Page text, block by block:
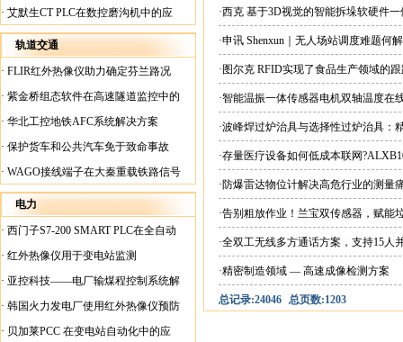
仪帮助Medite Europe Ltd加快红外检测
工作速度
· 艾默生CT PLC在数控磨沟机中的应
用
轨道交通
· FLIR红外热像仪助力确定芬兰路况
· 紫金桥组态软件在高速隧道监控中的
应用
· 华北工控地铁AFC系统解决方案
· 保护货车和公共汽车免于致命事故
· WAGO接线端子在大秦重载铁路信号
楼设备中的应用
电力
· 西门子S7-200 SMART PLC在全自动
蓄电池短路内阻检测机上的应用
· 红外热像仪用于变电站监测
· 亚控科技——电厂输煤程控制系统解
决方案
· 韩国火力发电厂使用红外热像仪预防
火灾
· 贝加莱PCC 在变电站自动化中的应
·西克 基于3D视觉的智能拆垛软硬件
·申讯 Shenxun｜无人场站调度难题何
·图尔克 RFID实现了食品生产领域的
·智能温振一体传感器电机双轴温度在
·波峰焊过炉治具与选择性过炉治具：
·存量医疗设备如何低成本联网
·防爆雷达物位计解决高危行业的测量
·告别粗放作业！兰宝双传感器，赋能
·全双工无线多方通话方案，支持15人
·精密制造领域 — 高速成像检测方案
总记录:24046 总页数:1203